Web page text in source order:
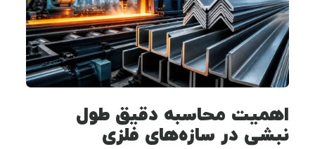
اهمیت محاسبه دقیق طول
نبشی در سازه‌های فلزی